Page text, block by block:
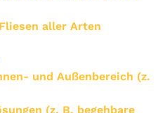
aller Arten
und Außenbereich (z.
(z. B. begehbare